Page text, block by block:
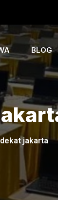
BLOG
jakarta